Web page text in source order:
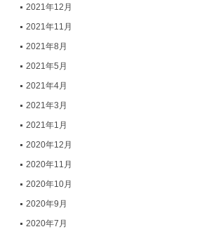
2021年12月
2021年11月
2021年8月
2021年5月
2021年4月
2021年3月
2021年1月
2020年12月
2020年11月
2020年10月
2020年9月
2020年7月